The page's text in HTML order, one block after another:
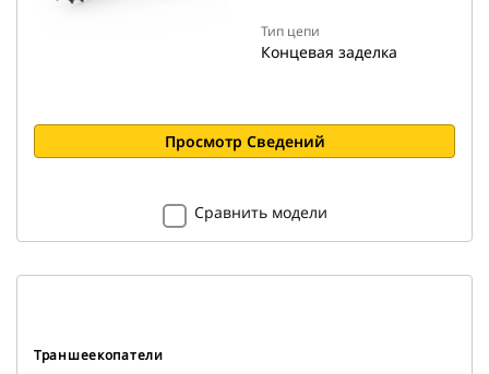
Тип цепи
Концевая заделка
Просмотр Сведений
Сравнить модели
Траншеекопатели